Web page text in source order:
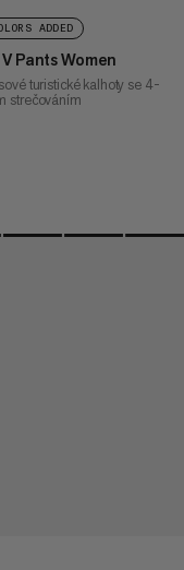
ADDED
Pants Women
turistické kalhoty se 4-
strečováním